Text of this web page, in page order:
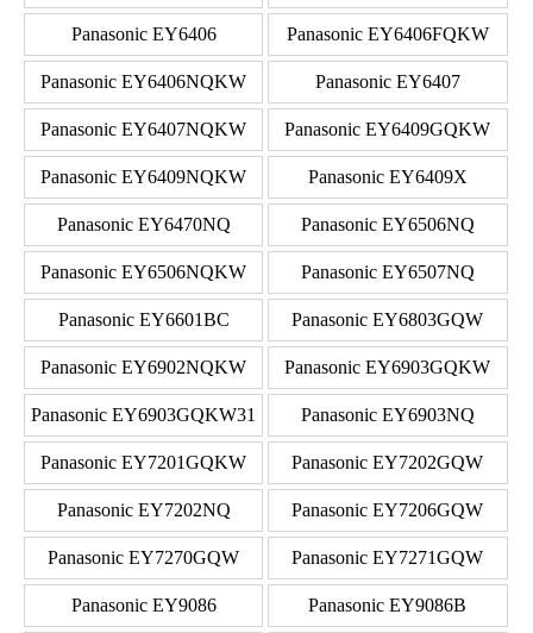
Panasonic EY6406 Panasonic EY6406FQKW
Panasonic EY6406NQKW Panasonic EY6407
Panasonic EY6407NQKW Panasonic EY6409GQKW
Panasonic EY6409NQKW Panasonic EY6409X
Panasonic EY6470NQ Panasonic EY6506NQ
Panasonic EY6506NQKW Panasonic EY6507NQ
Panasonic EY6601BC Panasonic EY6803GQW
Panasonic EY6902NQKW Panasonic EY6903GQKW
Panasonic EY6903GQKW31 Panasonic EY6903NQ
Panasonic EY7201GQKW Panasonic EY7202GQW
Panasonic EY7202NQ Panasonic EY7206GQW
Panasonic EY7270GQW Panasonic EY7271GQW
Panasonic EY9086 Panasonic EY9086B